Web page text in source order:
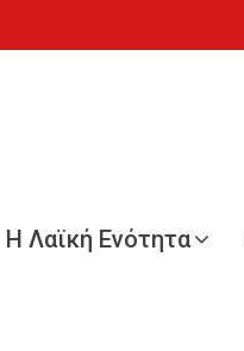
Η Λαϊκή Ενότητα